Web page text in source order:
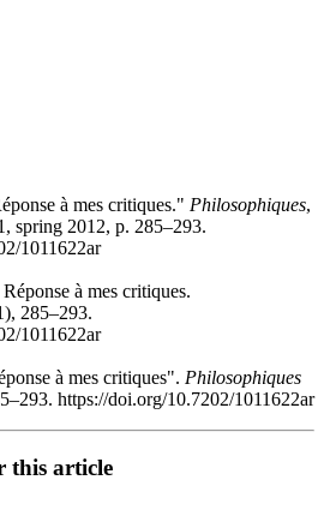
à mes critiques." Philosophiques,
spring 2012, p. 285–293.
1011622ar
à mes critiques.
285–293.
1011622ar
à mes critiques". Philosophiques
https://doi.org/10.7202/1011622ar
this article